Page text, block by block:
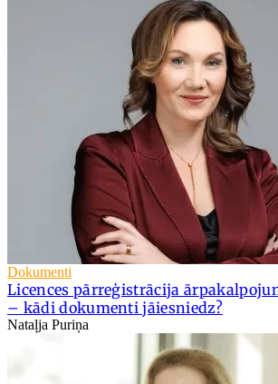
Dokumenti
Licences pārreģistrācija
– kādi dokumenti jāiesniedz?
Nataļja Puriņa